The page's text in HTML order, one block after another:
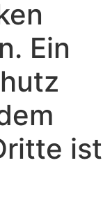
Ein
ist